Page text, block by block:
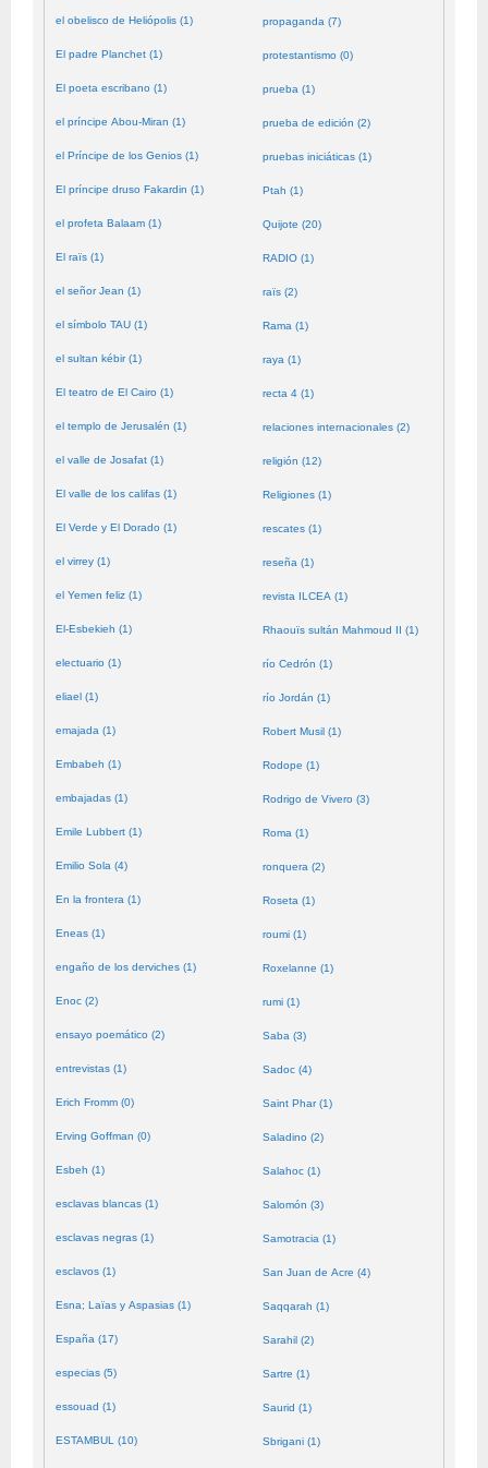
el obelisco de Heliópolis (1)
El padre Planchet (1)
El poeta escribano (1)
el príncipe Abou-Miran (1)
el Príncipe de los Genios (1)
El príncipe druso Fakardin (1)
el profeta Balaam (1)
El raïs (1)
el señor Jean (1)
el símbolo TAU (1)
el sultan kébir (1)
El teatro de El Cairo (1)
el templo de Jerusalén (1)
el valle de Josafat (1)
El valle de los califas (1)
El Verde y El Dorado (1)
el virrey (1)
el Yemen feliz (1)
El-Esbekieh (1)
electuario (1)
eliael (1)
emajada (1)
Embabeh (1)
embajadas (1)
Emile Lubbert (1)
Emilio Sola (4)
En la frontera (1)
Eneas (1)
engaño de los derviches (1)
Enoc (2)
ensayo poemático (2)
entrevistas (1)
Erich Fromm (0)
Erving Goffman (0)
Esbeh (1)
esclavas blancas (1)
esclavas negras (1)
esclavos (1)
Esna; Laïas y Aspasias (1)
España (17)
especias (5)
essouad (1)
ESTAMBUL (10)
propaganda (7)
protestantismo (0)
prueba (1)
prueba de edición (2)
pruebas iniciáticas (1)
Ptah (1)
Quijote (20)
RADIO (1)
raïs (2)
Rama (1)
raya (1)
recta 4 (1)
relaciones internacionales (2)
religión (12)
Religiones (1)
rescates (1)
reseña (1)
revista ILCEA (1)
Rhaouïs sultán Mahmoud II (1)
río Cedrón (1)
río Jordán (1)
Robert Musil (1)
Rodope (1)
Rodrigo de Vivero (3)
Roma (1)
ronquera (2)
Roseta (1)
roumi (1)
Roxelanne (1)
rumi (1)
Saba (3)
Sadoc (4)
Saint Phar (1)
Saladino (2)
Salahoc (1)
Salomón (3)
Samotracia (1)
San Juan de Acre (4)
Saqqarah (1)
Sarahil (2)
Sartre (1)
Saurid (1)
Sbrigani (1)